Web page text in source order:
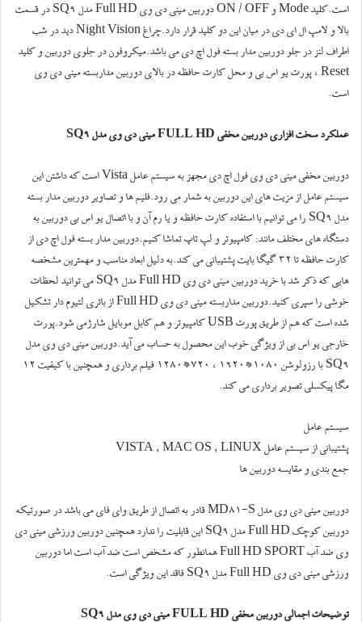
است.کلید Mode و ON / OFF دوربین مینی دی وی Full HD مدل SQ9 در قسمت
بالا و لامپ ال ای دی در میان این دو کلید قرار دارد.چراغ Night Vision دید در شب
اطراف لنز در جلو دوربین مدار بسته فول اچ دی می باشد.میکروفون در جلوی دوربین و کلید
Reset ، پورت یو اس بی و محل کارت حافظه در بالای دوربین مداربسته مینی دی وی
است.
عملکرد سخت افزاری دوربین مخفی FULL HD مینی دی وی مدل SQ9
دوربین مخفی مینی دی وی فول اچ دی مجهز به سیستم عامل Vista است که داشتن این
سیستم عامل از مزیت های این دوربین به شمار می رود.فلیم ها و تصاویر دوربین مدار بسته
مدل SQ9 را می توانیم با استفاده کارت حافظه و یا رم آن و با اتصال یو اس بی دوربین به
دستگاه های مختلف مانند: کامپیوتر و لپ تاپ تماشا کنیم.دوربین مدار بسته فول اچ دی از
کارت حافظه تا 32 گیگا بایت پشتیبانی می کند.به دلیل ابعاد مناسب و مهمترین مشخصه
هایی که ذکر شد با خرید دوربین مینی دی وی Full HD مدل SQ9 می توانید لحظات
خوشی را سپری کنید.دوربین مداربسته مینی دی وی Full HD از باتری لتیوم دار تشکیل
شده است که هم از طریق پورت USB کامپیوتر و هم کابل موبایل شارژمی شود.پورت
خارجی یو اس بی از ویژگی خوب این محصول به حساب می آید.دوربین مینی دی وی مدل
SQ9 با رزولوشن 1080*1920 ، 720*1280 فیلم برداری و همچنین با کیفیت 12
مگا پیکسلی تصویر برداری می کند.
سیستم عامل
پشتیبانی از سیستم عامل VISTA , MAC OS , LINUX
جمع بندی و مقایسه دوربین ها
دوربین مینی دی وی مدل MD81-S قادر به اتصال از طریق وای فای می باشد در صورتیکه
دوربین کوچک Full HD مدل SQ9 این قابلیت را ندارد همچنین دوربین ورزشی مینی دی
وی ضد آب Full HD SPORT همانطور که مشخص است ضد آب است اما دوربین
ورزشی مینی دی وی Full HD مدل SQ9 فاقد این ویژگی است.
توضیحات اجمالی دوربین مخفی FULL HD مینی دی وی مدل SQ9